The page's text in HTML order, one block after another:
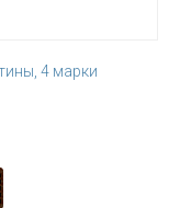
4 марки